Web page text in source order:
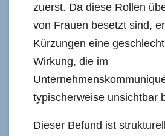
zuerst. Da diese Rollen
von Frauen besetzt sind,
Kürzungen eine
Wirkung, die im
typischerweise unsichtbar
Dieser Befund ist